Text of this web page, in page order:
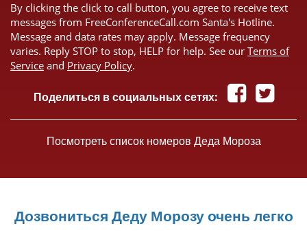
By clicking the click to call button, you agree to receive text
messages from FreeConferenceCall.com Santa's Hotline.
Message and data rates may apply. Message frequency
varies. Reply STOP to stop, HELP for help. See our Terms of
Service and Privacy Policy.
Поделиться в социальных сетях:
Посмотреть список номеров Деда Мороза
Дозвониться Деду Морозу очень легко